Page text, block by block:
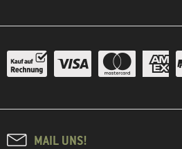
MAIL UNS!